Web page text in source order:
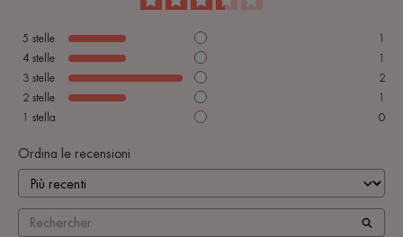
5 stelle
4 stelle
3 stelle
2
2 stelle
stella 0
Ordina le recensioni